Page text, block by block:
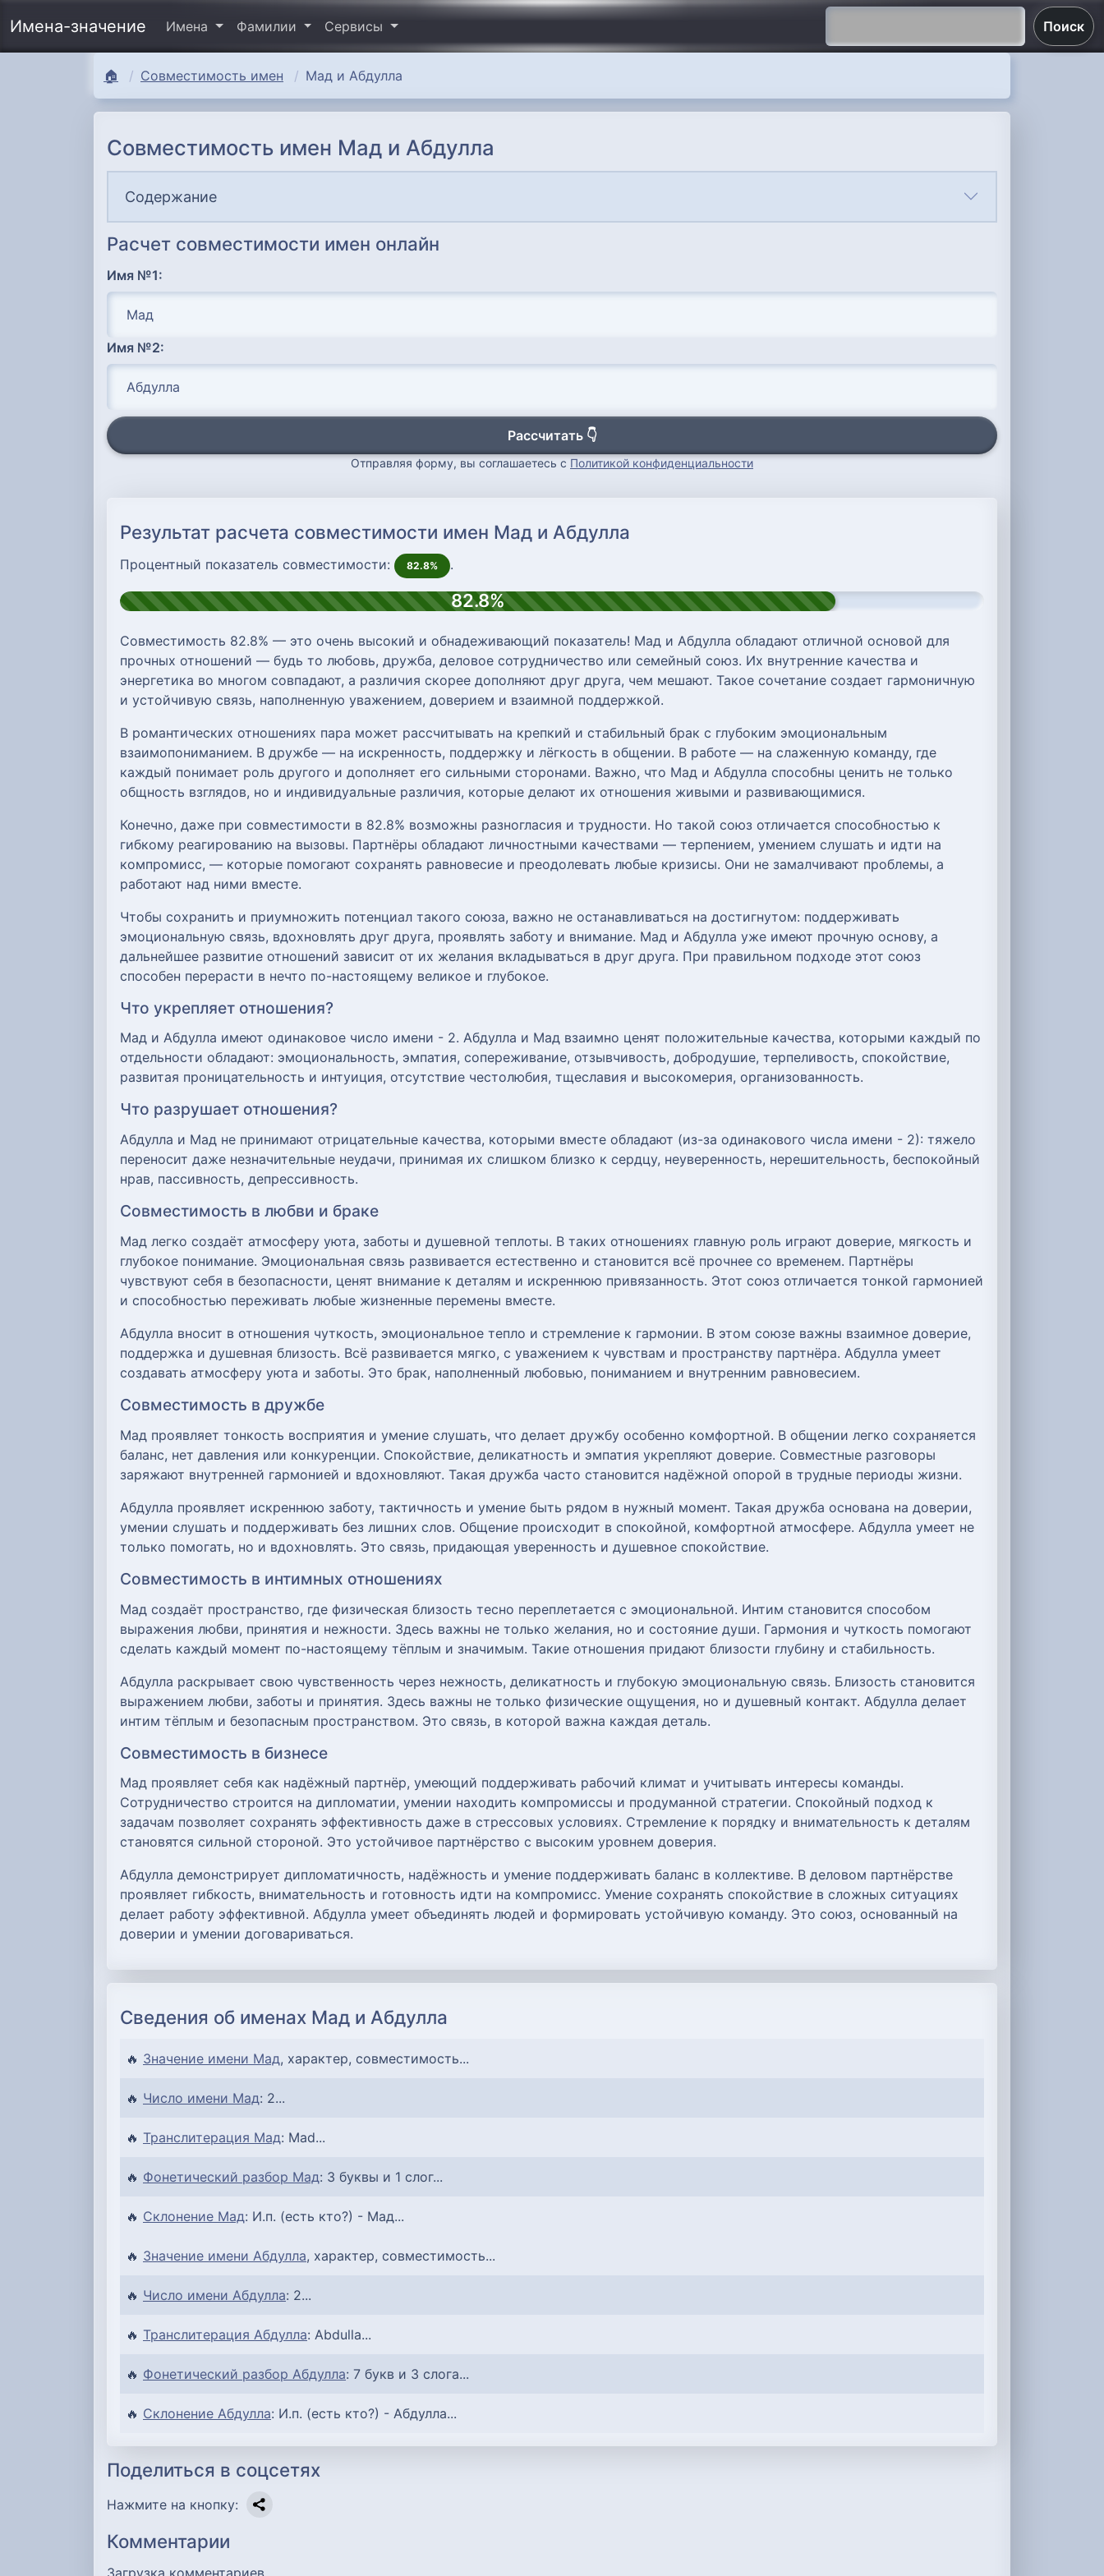
Имена-значение Имена Фамилии Сервисы Поиск
🏠 Совместимость имен Мад и Абдулла
Совместимость имен Мад и Абдулла
Содержание
Расчет совместимости имен онлайн
Имя №1:
Имя №2:
Рассчитать 👇
Отправляя форму, вы соглашаетесь с Политикой конфиденциальности
Результат расчета совместимости имен Мад и Абдулла
Процентный показатель совместимости: 82.8% .
82.8%
Совместимость 82.8% — это очень высокий и обнадеживающий показатель! Мад и Абдулла обладают отличной основой для
прочных отношений — будь то любовь, дружба, деловое сотрудничество или семейный союз. Их внутренние качества и
энергетика во многом совпадают, а различия скорее дополняют друг друга, чем мешают. Такое сочетание создает гармоничную
и устойчивую связь, наполненную уважением, доверием и взаимной поддержкой.
В романтических отношениях пара может рассчитывать на крепкий и стабильный брак с глубоким эмоциональным
взаимопониманием. В дружбе — на искренность, поддержку и лёгкость в общении. В работе — на слаженную команду, где
каждый понимает роль другого и дополняет его сильными сторонами. Важно, что Мад и Абдулла способны ценить не только
общность взглядов, но и индивидуальные различия, которые делают их отношения живыми и развивающимися.
Конечно, даже при совместимости в 82.8% возможны разногласия и трудности. Но такой союз отличается способностью к
гибкому реагированию на вызовы. Партнёры обладают личностными качествами — терпением, умением слушать и идти на
компромисс, — которые помогают сохранять равновесие и преодолевать любые кризисы. Они не замалчивают проблемы, а
работают над ними вместе.
Чтобы сохранить и приумножить потенциал такого союза, важно не останавливаться на достигнутом: поддерживать
эмоциональную связь, вдохновлять друг друга, проявлять заботу и внимание. Мад и Абдулла уже имеют прочную основу, а
дальнейшее развитие отношений зависит от их желания вкладываться в друг друга. При правильном подходе этот союз
способен перерасти в нечто по-настоящему великое и глубокое.
Что укрепляет отношения?
Мад и Абдулла имеют одинаковое число имени - 2. Абдулла и Мад взаимно ценят положительные качества, которыми каждый по
отдельности обладают: эмоциональность, эмпатия, сопереживание, отзывчивость, добродушие, терпеливость, спокойствие,
развитая проницательность и интуиция, отсутствие честолюбия, тщеславия и высокомерия, организованность.
Что разрушает отношения?
Абдулла и Мад не принимают отрицательные качества, которыми вместе обладают (из-за одинакового числа имени - 2): тяжело
переносит даже незначительные неудачи, принимая их слишком близко к сердцу, неуверенность, нерешительность, беспокойный
нрав, пассивность, депрессивность.
Совместимость в любви и браке
Мад легко создаёт атмосферу уюта, заботы и душевной теплоты. В таких отношениях главную роль играют доверие, мягкость и
глубокое понимание. Эмоциональная связь развивается естественно и становится всё прочнее со временем. Партнёры
чувствуют себя в безопасности, ценят внимание к деталям и искреннюю привязанность. Этот союз отличается тонкой гармонией
и способностью переживать любые жизненные перемены вместе.
Абдулла вносит в отношения чуткость, эмоциональное тепло и стремление к гармонии. В этом союзе важны взаимное доверие,
поддержка и душевная близость. Всё развивается мягко, с уважением к чувствам и пространству партнёра. Абдулла умеет
создавать атмосферу уюта и заботы. Это брак, наполненный любовью, пониманием и внутренним равновесием.
Совместимость в дружбе
Мад проявляет тонкость восприятия и умение слушать, что делает дружбу особенно комфортной. В общении легко сохраняется
баланс, нет давления или конкуренции. Спокойствие, деликатность и эмпатия укрепляют доверие. Совместные разговоры
заряжают внутренней гармонией и вдохновляют. Такая дружба часто становится надёжной опорой в трудные периоды жизни.
Абдулла проявляет искреннюю заботу, тактичность и умение быть рядом в нужный момент. Такая дружба основана на доверии,
умении слушать и поддерживать без лишних слов. Общение происходит в спокойной, комфортной атмосфере. Абдулла умеет не
только помогать, но и вдохновлять. Это связь, придающая уверенность и душевное спокойствие.
Совместимость в интимных отношениях
Мад создаёт пространство, где физическая близость тесно переплетается с эмоциональной. Интим становится способом
выражения любви, принятия и нежности. Здесь важны не только желания, но и состояние души. Гармония и чуткость помогают
сделать каждый момент по-настоящему тёплым и значимым. Такие отношения придают близости глубину и стабильность.
Абдулла раскрывает свою чувственность через нежность, деликатность и глубокую эмоциональную связь. Близость становится
выражением любви, заботы и принятия. Здесь важны не только физические ощущения, но и душевный контакт. Абдулла делает
интим тёплым и безопасным пространством. Это связь, в которой важна каждая деталь.
Совместимость в бизнесе
Мад проявляет себя как надёжный партнёр, умеющий поддерживать рабочий климат и учитывать интересы команды.
Сотрудничество строится на дипломатии, умении находить компромиссы и продуманной стратегии. Спокойный подход к
задачам позволяет сохранять эффективность даже в стрессовых условиях. Стремление к порядку и внимательность к деталям
становятся сильной стороной. Это устойчивое партнёрство с высоким уровнем доверия.
Абдулла демонстрирует дипломатичность, надёжность и умение поддерживать баланс в коллективе. В деловом партнёрстве
проявляет гибкость, внимательность и готовность идти на компромисс. Умение сохранять спокойствие в сложных ситуациях
делает работу эффективной. Абдулла умеет объединять людей и формировать устойчивую команду. Это союз, основанный на
доверии и умении договариваться.
Сведения об именах Мад и Абдулла
🔥 Значение имени Мад, характер, совместимость...
🔥 Число имени Мад: 2...
🔥 Транслитерация Мад: Mad...
🔥 Фонетический разбор Мад: 3 буквы и 1 слог...
🔥 Склонение Мад: И.п. (есть кто?) - Мад...
🔥 Значение имени Абдулла, характер, совместимость...
🔥 Число имени Абдулла: 2...
🔥 Транслитерация Абдулла: Abdulla...
🔥 Фонетический разбор Абдулла: 7 букв и 3 слога...
🔥 Склонение Абдулла: И.п. (есть кто?) - Абдулла...
Поделиться в соцсетях
Нажмите на кнопку:
Комментарии
Загрузка комментариев…